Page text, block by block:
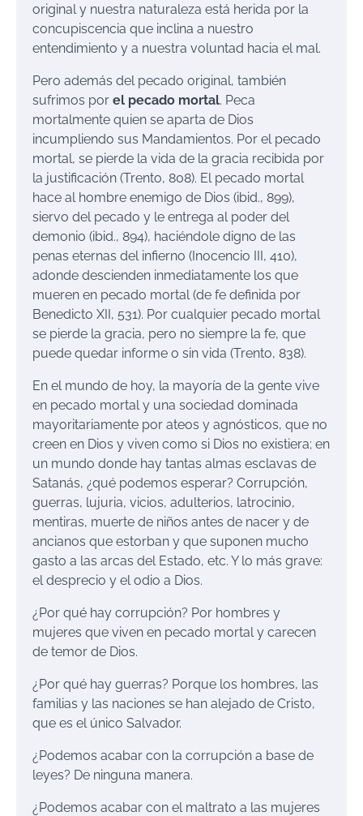
original y nuestra naturaleza está herida por la
concupiscencia que inclina a nuestro
entendimiento y a nuestra voluntad hacia el mal.
Pero además del pecado original, también
sufrimos por el pecado mortal. Peca
mortalmente quien se aparta de Dios
incumpliendo sus Mandamientos. Por el pecado
mortal, se pierde la vida de la gracia recibida por
la justificación (Trento, 808). El pecado mortal
hace al hombre enemigo de Dios (ibid., 899),
siervo del pecado y le entrega al poder del
demonio (ibid., 894), haciéndole digno de las
penas eternas del infierno (Inocencio III, 410),
adonde descienden inmediatamente los que
mueren en pecado mortal (de fe definida por
Benedicto XII, 531). Por cualquier pecado mortal
se pierde la gracia, pero no siempre la fe, que
puede quedar informe o sin vida (Trento, 838).
En el mundo de hoy, la mayoría de la gente vive
en pecado mortal y una sociedad dominada
mayoritariamente por ateos y agnósticos, que no
creen en Dios y viven como si Dios no existiera; en
un mundo donde hay tantas almas esclavas de
Satanás, ¿qué podemos esperar? Corrupción,
guerras, lujuria, vicios, adulterios, latrocinio,
mentiras, muerte de niños antes de nacer y de
ancianos que estorban y que suponen mucho
gasto a las arcas del Estado, etc. Y lo más grave:
el desprecio y el odio a Dios.
¿Por qué hay corrupción? Por hombres y
mujeres que viven en pecado mortal y carecen
de temor de Dios.
¿Por qué hay guerras? Porque los hombres, las
familias y las naciones se han alejado de Cristo,
que es el único Salvador.
¿Podemos acabar con la corrupción a base de
leyes? De ninguna manera.
¿Podemos acabar con el maltrato a las mujeres